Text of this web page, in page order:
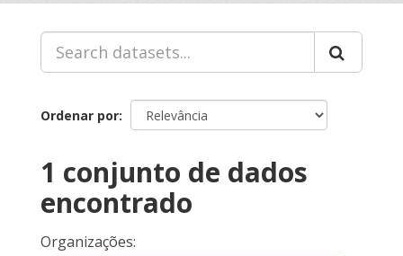
Ordenar por
1 conjunto de dados
encontrado
Organizações: